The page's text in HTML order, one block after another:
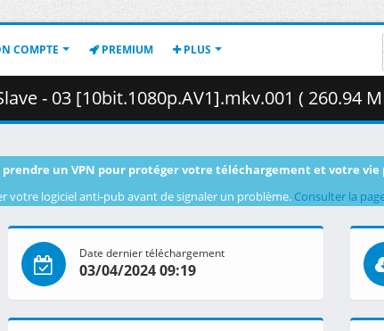
COMPTE PREMIUM PLUS
- 03 [10bit.1080p.AV1].mkv.001 ( 260.94
un VPN pour protéger votre téléchargement et votre vie
votre logiciel anti-pub avant de signaler un problème. Consulter la
Date dernier téléchargement
03/04/2024 09:19